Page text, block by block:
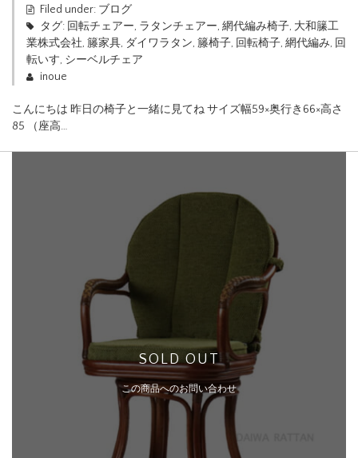
Filed under: ブログ
タグ: 回転チェアー, ラタンチェアー, 網代編み椅子, 大和籘工
業株式会社, 籐家具, ダイワラタン, 籐椅子, 回転椅子, 網代編み, 回
転いす, シーベルチェア
inoue
こんにちは 昨日の椅子と一緒に見てね サイズ幅59×奥行き66×高さ
85 （座高…
SOLD OUT
この商品へのお問い合わせ